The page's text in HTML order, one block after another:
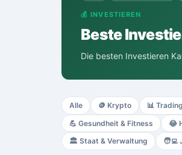
💰 INVESTIEREN
Beste
Die besten Investieren
Alle 🪙 Krypto 📊 Trading
💪 Gesundheit & Fitness 😂
🏛️ Staat & Verwaltung 🧑‍💻